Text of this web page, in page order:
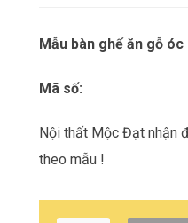
Mẫu bàn ghế ăn gỗ óc
Mã số:
Nội thất Mộc Đạt nhận
theo mẫu !